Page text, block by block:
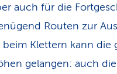
auch für die
Routen zur
Klettern kann die
gelangen: auch